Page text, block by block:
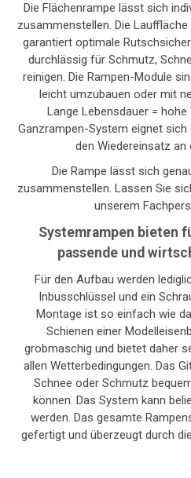
Die Flächenrampe lässt sich
zusammenstellen. Die
garantiert optimale
durchlässig für Schmutz,
reinigen. Die Rampen-Module
leicht umzubauen oder mit
Lange Lebensdauer =
Ganzrampen-System eignet
den Wiedereinsatz an
Die Rampe lässt sich
zusammenstellen. Lassen Sie
unserem
Systemrampen bieten
passende und
Für den Aufbau werden
Inbusschlüssel und ein
Montage ist so einfach wie
Schienen einer
grobmaschig und bietet daher
allen Wetterbedingungen. Das
Schnee oder Schmutz
können. Das System kann
werden. Das gesamte
gefertigt und überzeugt durch